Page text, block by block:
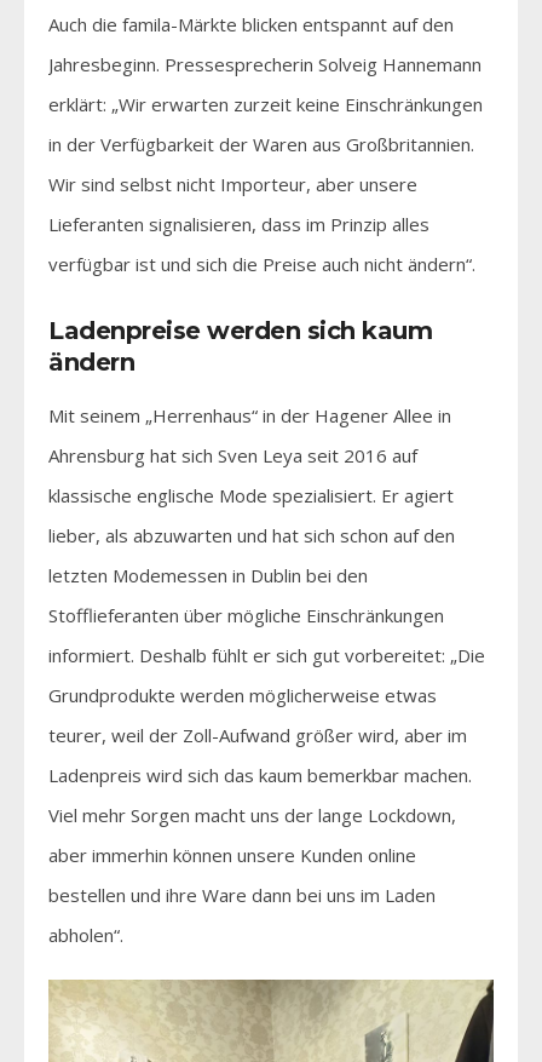
Auch die famila-Märkte blicken entspannt auf den
Jahresbeginn. Pressesprecherin Solveig Hannemann
erklärt: „Wir erwarten zurzeit keine Einschränkungen
in der Verfügbarkeit der Waren aus Großbritannien.
Wir sind selbst nicht Importeur, aber unsere
Lieferanten signalisieren, dass im Prinzip alles
verfügbar ist und sich die Preise auch nicht ändern“.
Ladenpreise werden sich kaum
ändern
Mit seinem „Herrenhaus“ in der Hagener Allee in
Ahrensburg hat sich Sven Leya seit 2016 auf
klassische englische Mode spezialisiert. Er agiert
lieber, als abzuwarten und hat sich schon auf den
letzten Modemessen in Dublin bei den
Stofflieferanten über mögliche Einschränkungen
informiert. Deshalb fühlt er sich gut vorbereitet: „Die
Grundprodukte werden möglicherweise etwas
teurer, weil der Zoll-Aufwand größer wird, aber im
Ladenpreis wird sich das kaum bemerkbar machen.
Viel mehr Sorgen macht uns der lange Lockdown,
aber immerhin können unsere Kunden online
bestellen und ihre Ware dann bei uns im Laden
abholen“.